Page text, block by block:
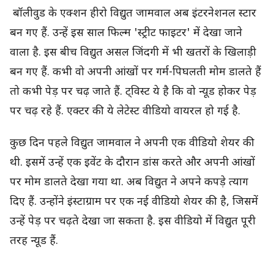
बॉलीवुड के एक्शन हीरो विद्युत जामवाल अब इंटरनेशनल स्टार
बन गए हैं. उन्हें इस साल फिल्म 'स्ट्रीट फाइटर' में देखा जाने
वाला है. इस बीच विद्युत असल जिंदगी में भी खतरों के खिलाड़ी
बन गए हैं. कभी वो अपनी आंखों पर गर्म-पिघलती मोम डालते हैं
तो कभी पेड़ पर चढ़ जाते हैं. ट्विस्ट ये है कि वो न्यूड होकर पेड़
पर चढ़ रहे हैं. एक्टर की ये लेटेस्ट वीडियो वायरल हो गई है.
कुछ दिन पहले विद्युत जामवाल ने अपनी एक वीडियो शेयर की
थी. इसमें उन्हें एक इवेंट के दौरान डांस करते और अपनी आंखों
पर मोम डालते देखा गया था. अब विद्युत ने अपने कपड़े त्याग
दिए हैं. उन्होंने इंस्टाग्राम पर एक नई वीडियो शेयर की है, जिसमें
उन्हें पेड़ पर चढ़ते देखा जा सकता है. इस वीडियो में विद्युत पूरी
तरह न्यूड हैं.